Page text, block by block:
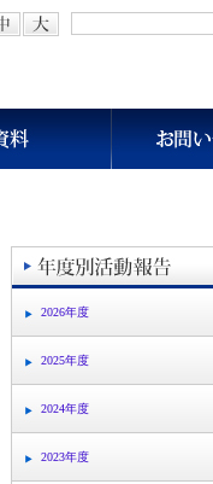
2026年度
2025年度
2024年度
2023年度